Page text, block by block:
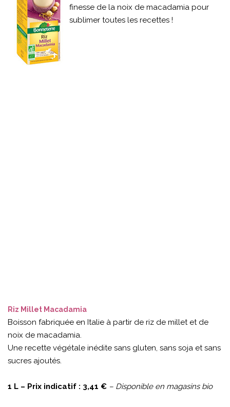
finesse de la noix de macadamia pour
sublimer toutes les recettes !
Riz Millet Macadamia
Boisson fabriquée en Italie à partir de riz de millet et de
noix de macadamia.
Une recette végétale inédite sans gluten, sans soja et sans
sucres ajoutés.
1 L – Prix indicatif : 3,41 € – Disponible en magasins bio